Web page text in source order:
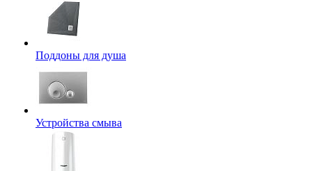
Поддоны для душа
Устройства смыва